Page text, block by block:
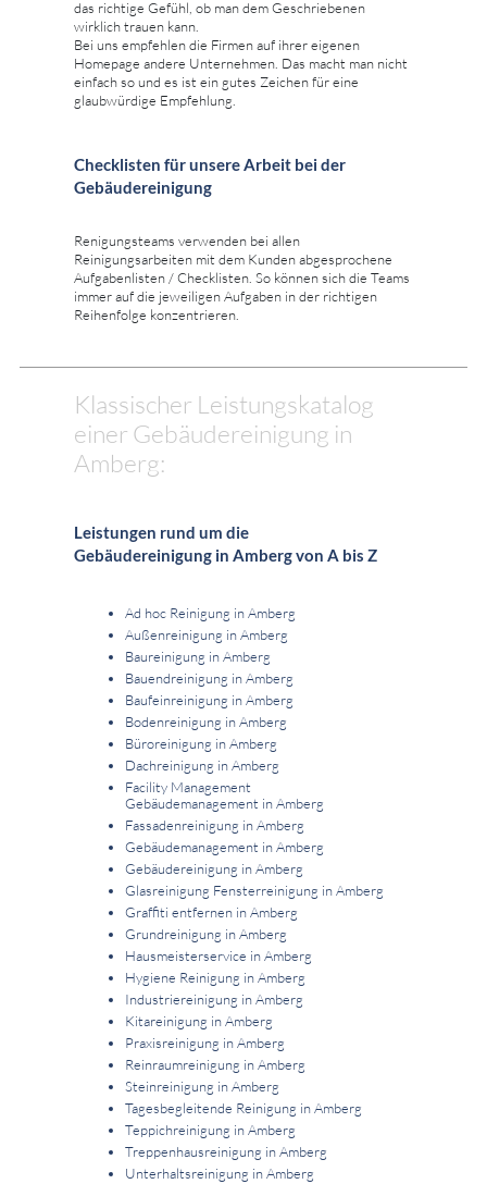
das richtige Gefühl, ob man dem Geschriebenen
wirklich trauen kann.
Bei uns empfehlen die Firmen auf ihrer eigenen
Homepage andere Unternehmen. Das macht man nicht
einfach so und es ist ein gutes Zeichen für eine
glaubwürdige Empfehlung.
Checklisten für unsere Arbeit bei der
Gebäudereinigung
Renigungsteams verwenden bei allen
Reinigungsarbeiten mit dem Kunden abgesprochene
Aufgabenlisten / Checklisten. So können sich die Teams
immer auf die jeweiligen Aufgaben in der richtigen
Reihenfolge konzentrieren.
Klassischer Leistungskatalog
einer Gebäudereinigung in
Amberg:
Leistungen rund um die
Gebäudereinigung in Amberg von A bis Z
Ad hoc Reinigung in Amberg
Außenreinigung in Amberg
Baureinigung in Amberg
Bauendreinigung in Amberg
Baufeinreinigung in Amberg
Bodenreinigung in Amberg
Büroreinigung in Amberg
Dachreinigung in Amberg
Facility Management
Gebäudemanagement in Amberg
Fassadenreinigung in Amberg
Gebäudemanagement in Amberg
Gebäudereinigung in Amberg
Glasreinigung Fensterreinigung in Amberg
Graffiti entfernen in Amberg
Grundreinigung in Amberg
Hausmeisterservice in Amberg
Hygiene Reinigung in Amberg
Industriereinigung in Amberg
Kitareinigung in Amberg
Praxisreinigung in Amberg
Reinraumreinigung in Amberg
Steinreinigung in Amberg
Tagesbegleitende Reinigung in Amberg
Teppichreinigung in Amberg
Treppenhausreinigung in Amberg
Unterhaltsreinigung in Amberg